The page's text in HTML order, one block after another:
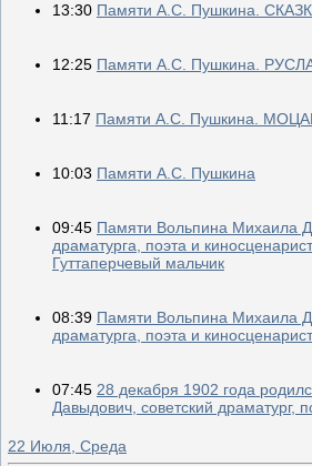
13:30 Памяти А.С. Пушкина.
12:25 Памяти А.С. Пушкина.
11:17 Памяти А.С. Пушкина.
10:03 Памяти А.С. Пушкина
09:45 Памяти Вольпина Михаила
драматурга, поэта и
Гуттаперчевый мальчик
08:39 Памяти Вольпина Михаила
драматурга, поэта и
07:45 28 декабря 1902 года
Давыдович, советский драматург,
22 Июля, Среда